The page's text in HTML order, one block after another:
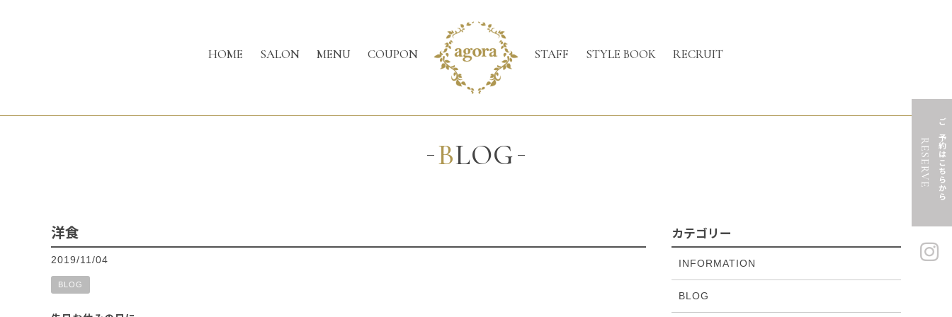
HOME SALON MENU COUPON STAFF STYLE BOOK RECRUIT
ご予約はこちらから
RESERVE
BLOG
洋食
2019/11/04
BLOG
カテゴリー
INFORMATION
BLOG